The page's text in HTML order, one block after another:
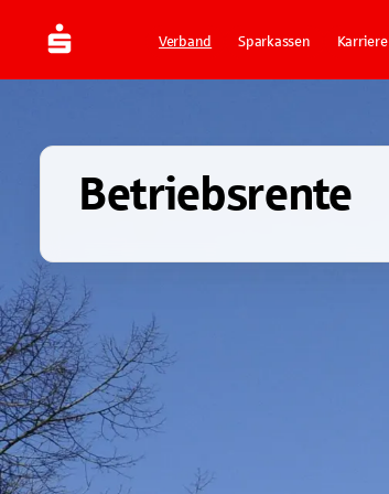
Verband Sparkassen Karriere
Betriebsrente